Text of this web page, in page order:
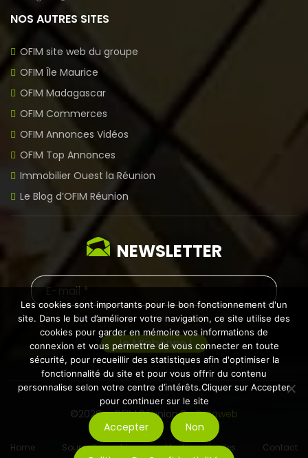
NOS AUTRES SITES
OFIM site web du groupe
OFIM Île Maurice
OFIM Madagascar
OFIM Commerces
OFIM Annonces Vidéos
OFIM Top Annonces
Immobilier Ouest la Réunion
Le Blog d’OFIM Réunion
NEWSLETTER
©2026 – OFIM Réunion ByCreaweb
Home Soumettre un bien Mentions légales Contact
Les cookies sont importants pour le bon fonctionnement d'un
site. Dans le but d’améliorer votre navigation, ce site utilise des
cookies pour garder en mémoire vos informations de
connexion et vous permettre de vous connecter en toute
sécurité, pour recueillir des statistiques afin d'optimiser la
fonctionnalité du site et pour vous offrir du contenu
personnalise selon votre centre d’intérêts.Cliquer sur Accepter
pour continuer sur le site
Accepter Non